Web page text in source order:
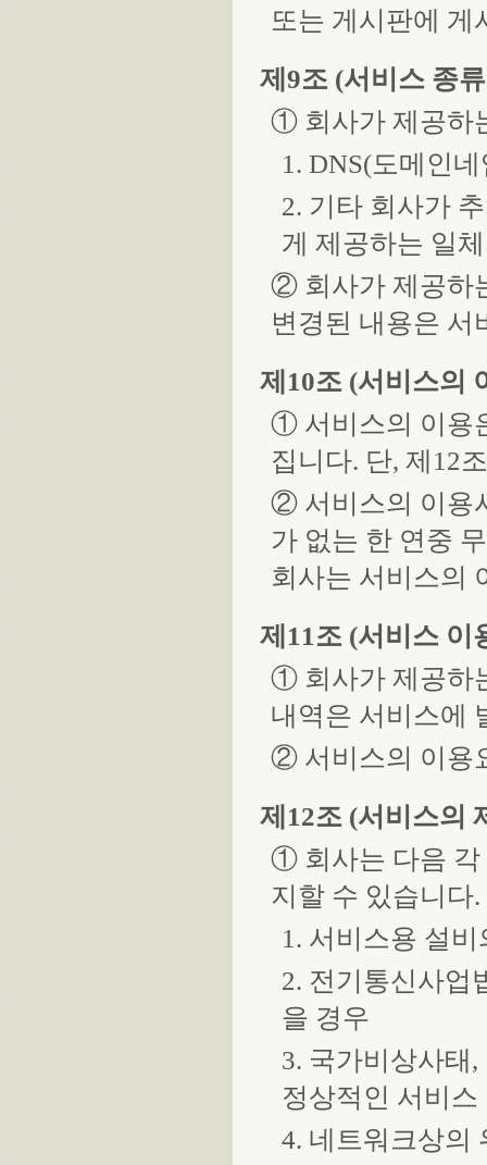
또는 게시판에 게
제9조 (서비스 종
① 회사가 제공하
1. DNS(도메인
2. 기타 회사가
게 제공하는 일
② 회사가 제공하
변경된 내용은 서
제10조 (서비스의
① 서비스의 이용
집니다. 단, 제12
② 서비스의 이용
가 없는 한 연중
회사는 서비스의
제11조 (서비스 이
① 회사가 제공하
내역은 서비스에
② 서비스의 이용
제12조 (서비스의
① 회사는 다음 각
지할 수 있습니다.
1. 서비스용 설
2. 전기통신사업
을 경우
3. 국가비상사태
정상적인 서비
4. 네트워크상의